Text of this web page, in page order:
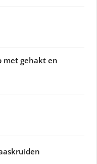
met gehakt en